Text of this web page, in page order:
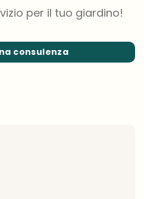
per il tuo giardino!
consulenza